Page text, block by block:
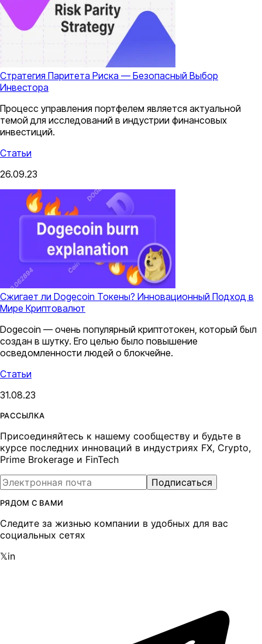
Стратегия Паритета Риска — Безопасный Выбор
Инвестора
Процесс управления портфелем является актуальной
темой для исследований в индустрии финансовых
инвестиций.
Статьи
26.09.23
Сжигает ли Dogecoin Токены? Инновационный Подход в
Мире Криптовалют
Dogecoin — очень популярный криптотокен, который был
создан в шутку. Его целью было повышение
осведомленности людей о блокчейне.
Статьи
31.08.23
РАССЫЛКА
Присоединяйтесь к нашему сообществу и будьте в
курсе последних инноваций в индустриях FX, Crypto,
Prime Brokerage и FinTech
Подписаться
РЯДОМ С ВАМИ
Следите за жизнью компании в удобных для вас
социальных сетях
𝕏in